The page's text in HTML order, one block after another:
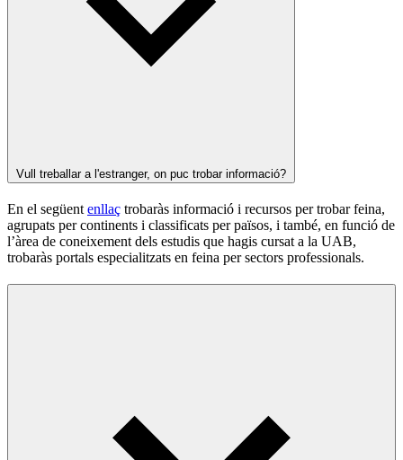
Vull treballar a l'estranger, on puc trobar informació?
En el següent enllaç trobaràs informació i recursos per trobar feina,
agrupats per continents i classificats per països, i també, en funció de
l’àrea de coneixement dels estudis que hagis cursat a la UAB,
trobaràs portals especialitzats en feina per sectors professionals.